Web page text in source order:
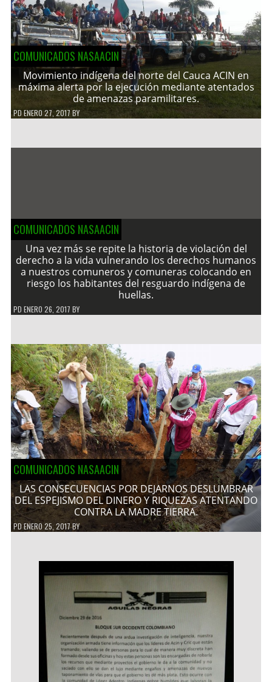
COMUNICADOS NASAACIN
Movimiento indígena del norte del Cauca ACIN en
máxima alerta por la ejecución mediante atentados
de amenazas paramilitares.
PDENERO 27, 2017 BY
COMUNICADOS NASAACIN
Una vez más se repite la historia de violación del
derecho a la vida vulnerando los derechos humanos
a nuestros comuneros y comuneras colocando en
riesgo los habitantes del resguardo indígena de
huellas.
PD ENERO 26, 2017 BY
COMUNICADOS NASAACIN
LAS CONSECUENCIAS POR DEJARNOS DESLUMBRAR
DEL ESPEJISMO DEL DINERO Y RIQUEZAS ATENTANDO
CONTRA LA MADRE TIERRA.
PDENERO 25, 2017BY